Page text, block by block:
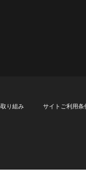
り組み サイトご利用条